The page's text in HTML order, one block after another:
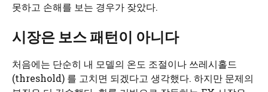
못하고 손해를 보는 경우가 잦았다.
시장은 보스 패턴이 아니다
처음에는 단순히 내 모델의 온도 조절이나 쓰레시홀드
(threshold) 를 고치면 되겠다고 생각했다. 하지만 문제의